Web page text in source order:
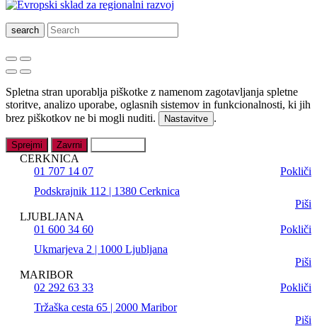
search
Spletna stran uporablja piškotke z namenom zagotavljanja spletne
storitve, analizo uporabe, oglasnih sistemov in funkcionalnosti, ki jih
brez piškotkov ne bi mogli nuditi.
Nastavitve .
Sprejmi Zavrni
CERKNICA
01 707 14 07
Pokliči
Podskrajnik 112 | 1380 Cerknica
Piši
LJUBLJANA
01 600 34 60
Pokliči
Ukmarjeva 2 | 1000 Ljubljana
Piši
MARIBOR
02 292 63 33
Pokliči
Tržaška cesta 65 | 2000 Maribor
Piši